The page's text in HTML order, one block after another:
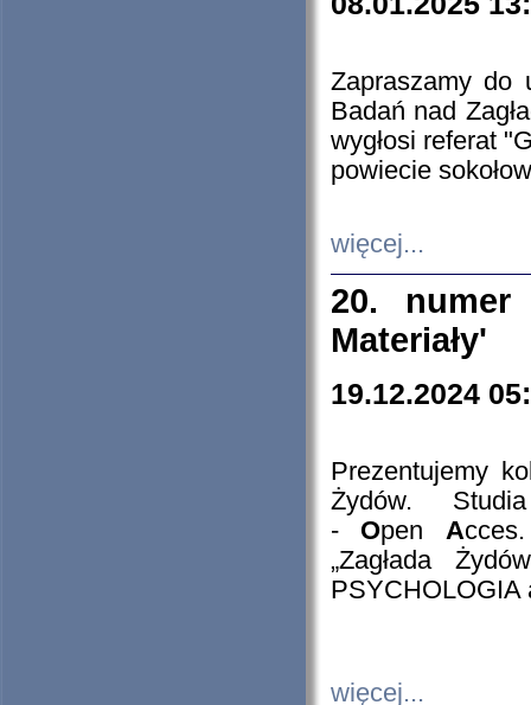
Zapraszamy do
Badań nad
wygłosi referat
powiecie
więcej...
20. numer
Materiały'
19.12.2024
Prezentujemy
Żydów.
- Open A
„Zagłada
PSYCHOLOGIA
więcej...